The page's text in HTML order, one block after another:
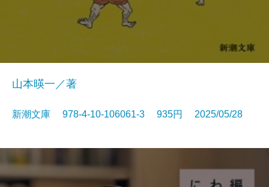
山本暎一／著
新潮文庫 978-4-10-106061-3 935円 2025/05/28